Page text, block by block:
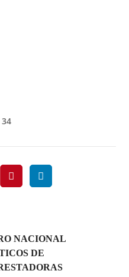
34
NACIONAL
DE